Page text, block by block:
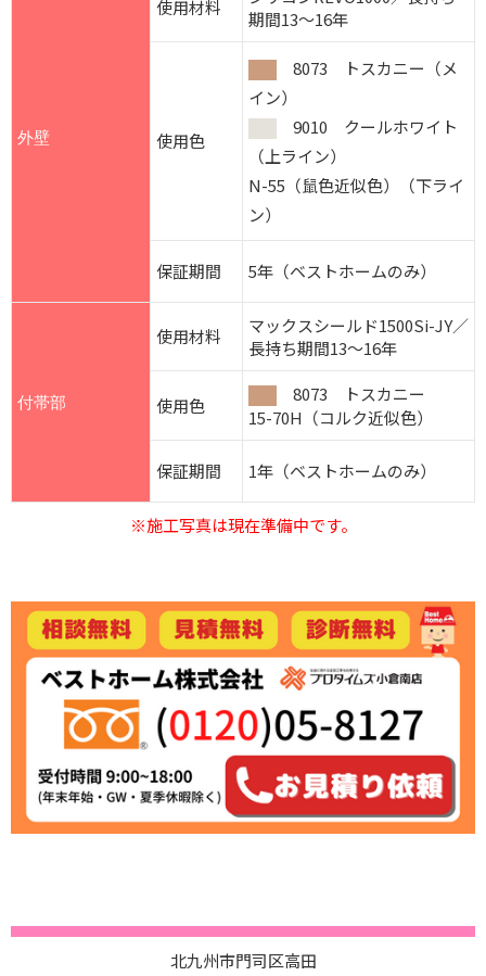
外壁
使用材料
期間13～16年
使用色
8073 トスカニー（メ
イン）
9010 クールホワイト
（上ライン）
N-55（鼠色近似色）（下ライ
ン）
保証期間 5年（ベストホームのみ）
付帯部
使用材料
マックスシールド1500Si-JY／
長持ち期間13～16年
使用色
8073 トスカニー
15-70H（コルク近似色）
保証期間 1年（ベストホームのみ）
※施工写真は現在準備中です。
北九州市門司区高田